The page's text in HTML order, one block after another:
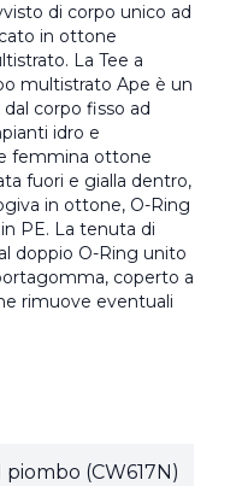
di corpo unico ad
in ottone
La Tee a
multistrato Ape è un
corpo fisso ad
idro e
femmina ottone
fuori e gialla dentro,
in ottone, O-Ring
PE. La tenuta di
doppio O-Ring unito
coperto a
rimuove eventuali
(CW617N)